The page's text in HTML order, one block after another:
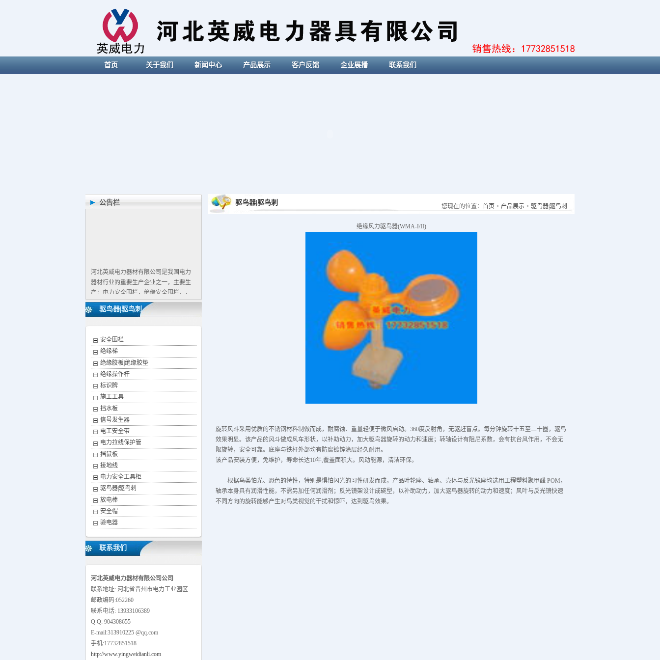
首页 关于我们 新闻中心 产品展示 客户反馈 企业展播 联系我们
驱鸟器|驱鸟刺 您现在的位置： 首页 > 产品展示 > 驱鸟器|驱鸟刺
绝缘风力驱鸟器(WMA-I/II)
旋转风斗采用优质的不锈钢材料制做而成，耐腐蚀、重量轻便于微风启动。360度反射角，无驱赶盲点。每分钟旋转十五至二十圈，驱鸟
效果明显。该产品的风斗做成风车形状，以补助动力，加大驱鸟器旋转的动力和速度；转轴设计有阻尼系数，会有抗台风作用，不会无
限旋转，安全可靠。底座与铁杆外部均有防腐镀锌涂层经久耐用。
该产品安装方便，免维护，寿命长达10年,覆盖面积大。风动能源，清洁环保。
根据鸟类怕光、恐色的特性，特别是惧怕闪光的习性研发而成，产品叶轮座、轴承、壳体与反光镜座均选用工程塑料聚甲醛 POM，
轴承本身具有润滑性能，不需另加任何润滑剂；反光镜架设计成碗型，以补助动力，加大驱鸟器旋转的动力和速度；风叶与反光镜快速
不同方向的旋转能够产生对鸟类视觉的干扰和惊吓，达到驱鸟效果。
公告栏
河北英威电力器材有限公司是我国电力
器材行业的重要生产企业之一，主要生
产：电力安全围栏，绝缘安全围栏，，
反光式安全围栏，绝缘胶板，挡鼠板，
绝缘胶垫，绝缘橡胶板，高压拉闸杆，
的技术力量和生产经验，工艺先进，设
备精良，以科技创新为指导，质量过硬
求生存。以真诚取信誉，以优惠的价
格，热情的服务，回报广大客户。
主营产品：电力安全围栏，绝缘安全围
栏，反光式安全围栏绝缘胶板，绝缘胶
垫，绝缘橡胶板，挡鼠板，驱鸟器，高
压拉闸杆，电力标牌，安全围栏 ，荧光
式安全警示带 ，绝缘梯 ，接地线，验电
器。包括：荧光式安全围栏 ，绝缘人字
梯 ，反光式安全警示带，绝缘单梯，绝
缘凳，绝缘高低凳，绝缘多层凳，绝缘
升降梯。高压验电器发生器、折叠式高
低压通用验电器、高压绝缘橡胶板、绝
缘胶垫。推荐网址：
http://www.yingweidianli.com，业务咨询：
13933106389
驱鸟器|驱鸟刺
安全围栏
绝缘梯
绝缘胶板|绝缘胶垫
绝缘操作杆
标识牌
施工工具
挡水板
信号发生器
电工安全带
电力拉线保护管
挡鼠板
接地线
电力安全工具柜
驱鸟器|驱鸟刺
放电棒
安全帽
验电器
联系我们
河北英威电力器材有限公司公司
联系地址: 河北省晋州市电力工业园区
邮政编码:052260
联系电话: 13933106389
Q Q: 904308655
E-mail:313910225 @qq.com
手机:17732851518
http://www.yingweidianli.com